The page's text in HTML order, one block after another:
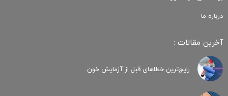
درباره ما
آخرین مقالات :
رایج‌ترین خطاهای قبل از آزمایش خون